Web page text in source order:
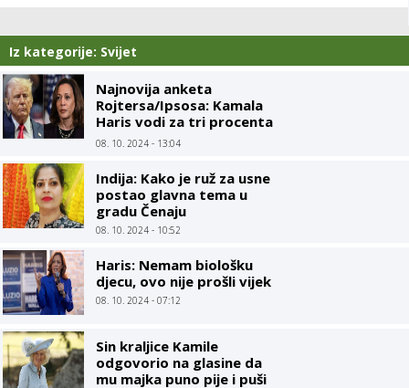
Iz kategorije: Svijet
Najnovija anketa
Rojtersa/Ipsosa: Kamala
Haris vodi za tri procenta
u odnosu na Trampa
08. 10. 2024 - 13:04
Indija: Kako je ruž za usne
postao glavna tema u
gradu Čenaju
08. 10. 2024 - 10:52
Haris: Nemam biološku
djecu, ovo nije prošli vijek
08. 10. 2024 - 07:12
Sin kraljice Kamile
odgovorio na glasine da
mu majka puno pije i puši